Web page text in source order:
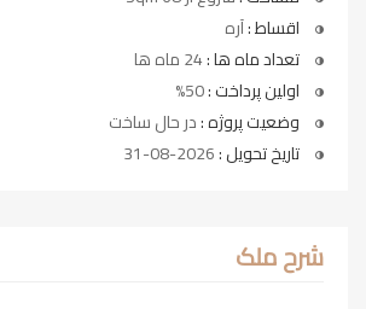
اقساط :آره
تعداد ماه ها :24 ماه ها
اولین پرداخت :50%
وضعیت پروژه :در حال ساخت
تاریخ تحویل :2026-08-31
شرح ملک